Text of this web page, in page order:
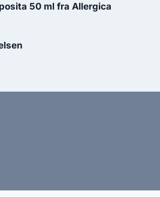
50 ml fra Allergica